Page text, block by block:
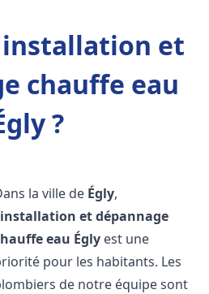
installation et
chauffe eau
?
la ville de Égly,
installation et dépannage
eau Égly est une
pour les habitants. Les
de notre équipe sont